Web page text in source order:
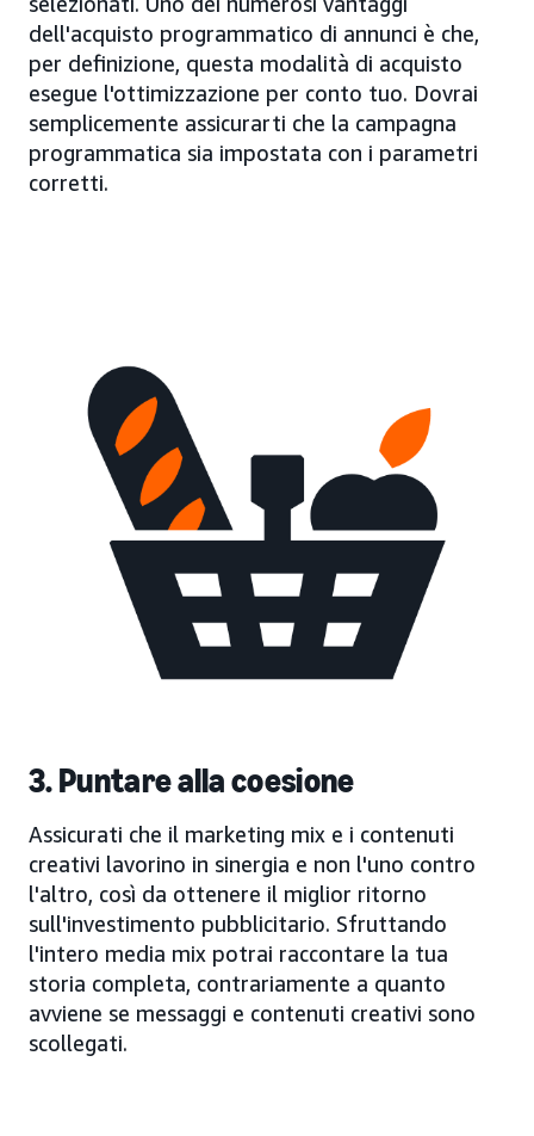
dell'acquisto programmatico di annunci è che,
per definizione, questa modalità di acquisto
esegue l'ottimizzazione per conto tuo. Dovrai
semplicemente assicurarti che la campagna
programmatica sia impostata con i parametri
corretti.
3. Puntare alla coesione
Assicurati che il marketing mix e i contenuti
creativi lavorino in sinergia e non l'uno contro
l'altro, così da ottenere il miglior ritorno
sull'investimento pubblicitario. Sfruttando
l'intero media mix potrai raccontare la tua
storia completa, contrariamente a quanto
avviene se messaggi e contenuti creativi sono
scollegati.